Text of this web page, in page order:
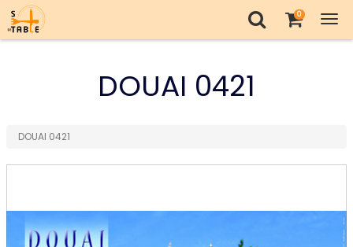
0
DOUAI 0421
DOUAI 0421